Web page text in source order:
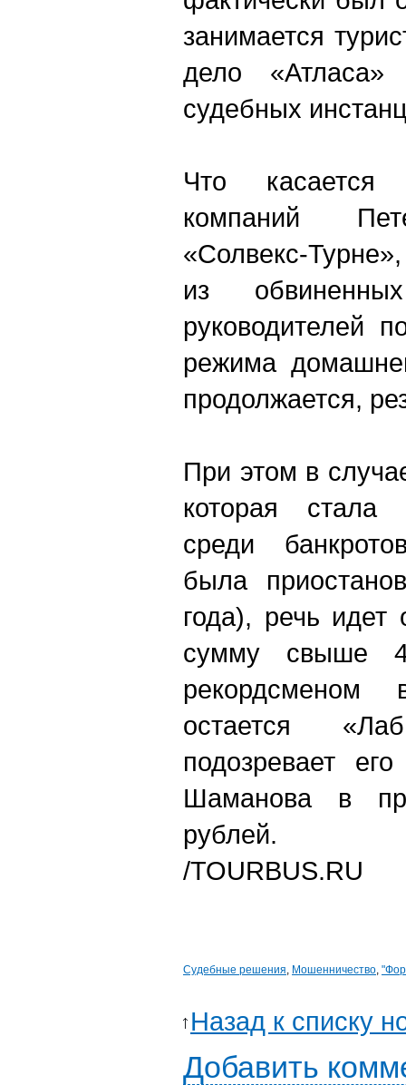
занимается
дело
судебных
Что касается
компаний
«Солвекс-
из
руководителей
режима
продолжается,
При этом в
которая стала
среди
была
года), речь
сумму свыше
остается
подозревает
Шаманова в
рублей.
/TOURBUS.RU
Судебные решения, Мошенничество,
Назад к списку
Добавить